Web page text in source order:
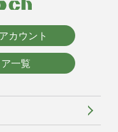
カウント
一覧